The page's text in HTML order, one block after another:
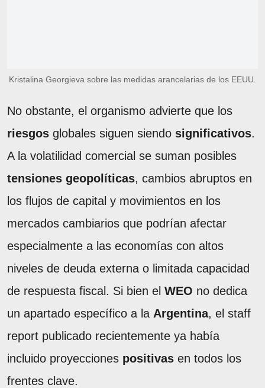
Kristalina Georgieva sobre las medidas arancelarias de los EEUU.
No obstante, el organismo advierte que los
riesgos globales siguen siendo significativos.
A la volatilidad comercial se suman posibles
tensiones geopolíticas, cambios abruptos en
los flujos de capital y movimientos en los
mercados cambiarios que podrían afectar
especialmente a las economías con altos
niveles de deuda externa o limitada capacidad
de respuesta fiscal. Si bien el WEO no dedica
un apartado específico a la Argentina, el staff
report publicado recientemente ya había
incluido proyecciones positivas en todos los
frentes clave.